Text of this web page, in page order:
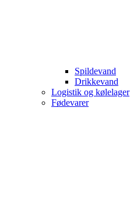
Spildevand
Drikkevand
Logistik og kølelager
Fødevarer